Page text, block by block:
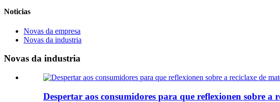
Noticias
Novas da empresa
Novas da industria
Novas da industria
Despertar aos consumidores para que reflexionen sobre a